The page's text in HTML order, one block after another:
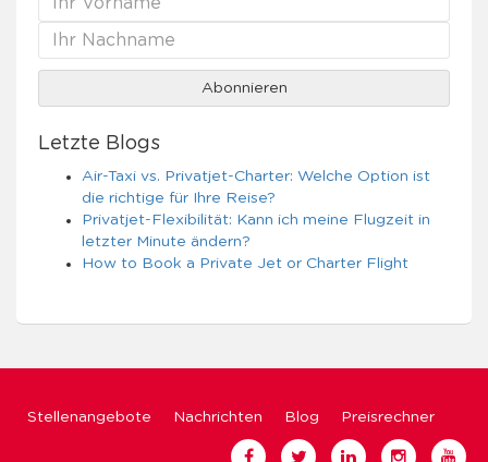
Letzte Blogs
Air-Taxi vs. Privatjet-Charter: Welche Option ist
die richtige für Ihre Reise?
Privatjet-Flexibilität: Kann ich meine Flugzeit in
letzter Minute ändern?
How to Book a Private Jet or Charter Flight
Stellenangebote Nachrichten Blog Preisrechner